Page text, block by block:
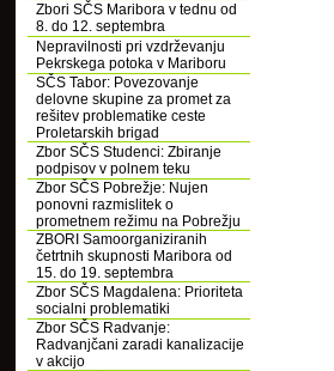
Zbori SČS Maribora v tednu od
8. do 12. septembra
Nepravilnosti pri vzdrževanju
Pekrskega potoka v Mariboru
SČS Tabor: Povezovanje
delovne skupine za promet za
rešitev problematike ceste
Proletarskih brigad
Zbor SČS Studenci: Zbiranje
podpisov v polnem teku
Zbor SČS Pobrežje: Nujen
ponovni razmislitek o
prometnem režimu na Pobrežju
ZBORI Samoorganiziranih
četrtnih skupnosti Maribora od
15. do 19. septembra
Zbor SČS Magdalena: Prioriteta
socialni problematiki
Zbor SČS Radvanje:
Radvanjčani zaradi kanalizacije
v akcijo